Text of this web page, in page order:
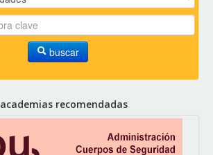
buscar
academias recomendadas